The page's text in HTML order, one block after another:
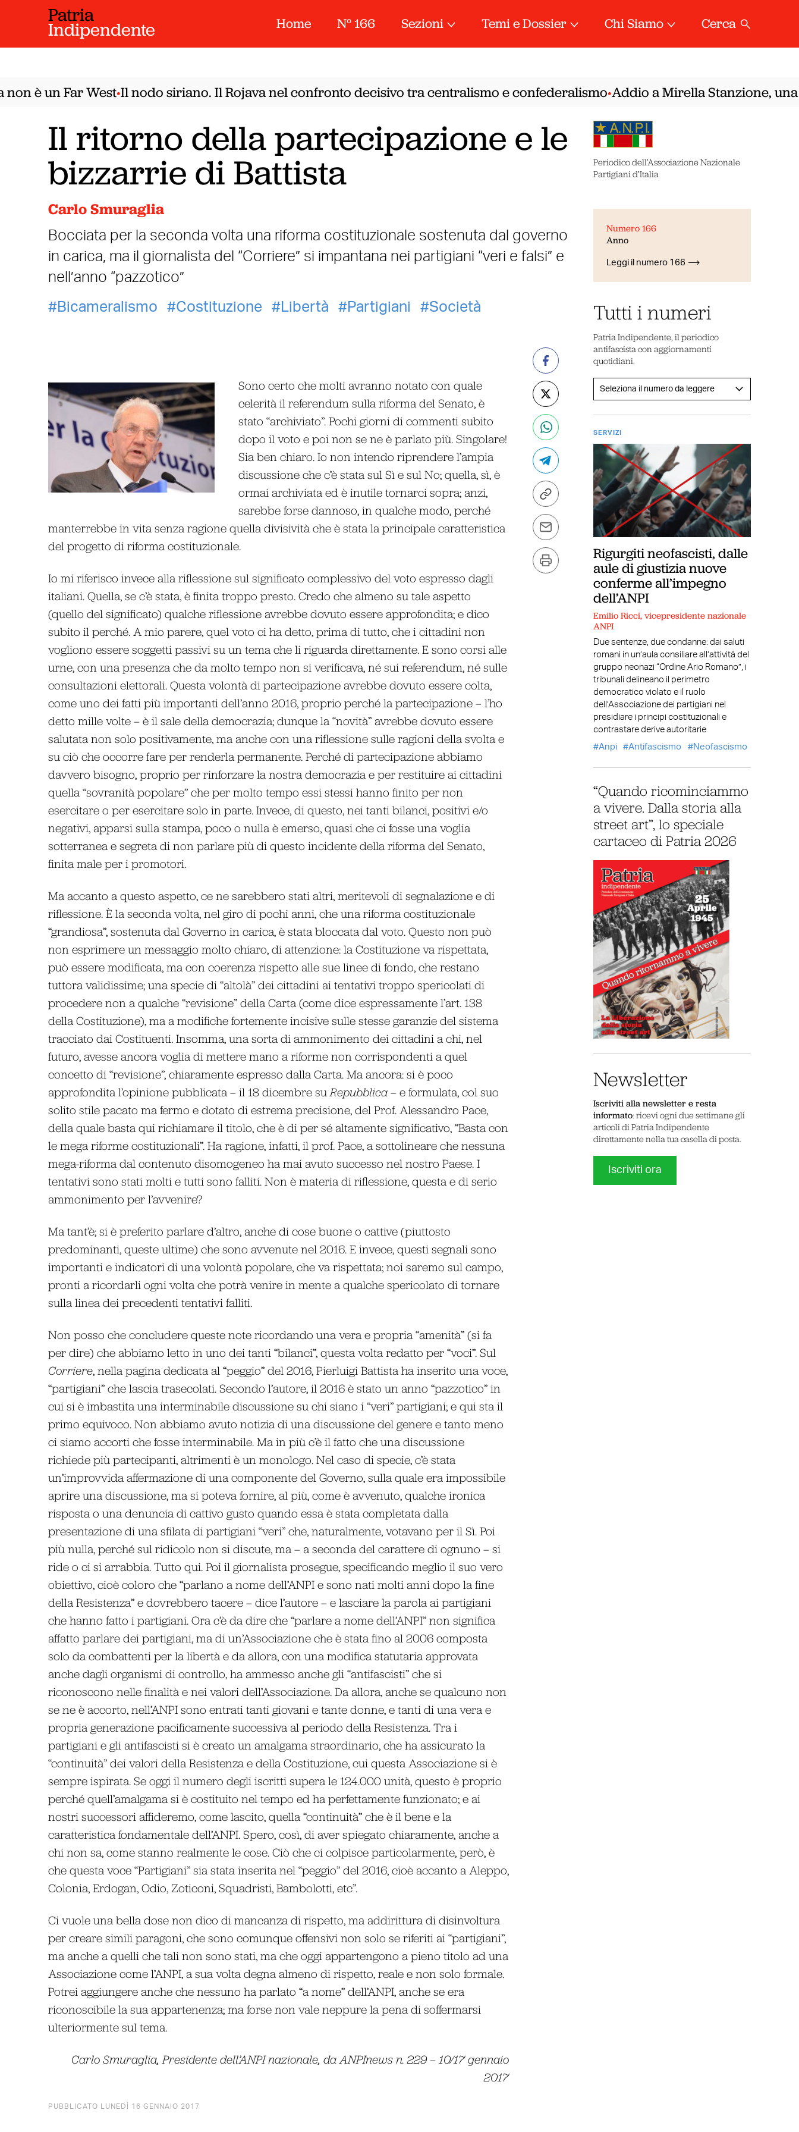
Patria
Indipendente Home N° 166 Sezioni Temi e Dossier Chi Siamo Cerca
è un Far West•Il nodo siriano. Il Rojava nel confronto decisivo tra centralismo e confederalismo•Addio a Mirella Stanzione, una
Il ritorno della partecipazione e le
bizzarrie di Battista
Carlo Smuraglia
Bocciata per la seconda volta una riforma costituzionale sostenuta dal governo
in carica, ma il giornalista del “Corriere” si impantana nei partigiani “veri e falsi” e
nell’anno “pazzotico”
Bicameralismo
Costituzione Libertà Partigiani Società
Sono certo che molti avranno notato con quale
celerità il referendum sulla riforma del Senato, è
stato “archiviato”. Pochi giorni di commenti subito
dopo il voto e poi non se ne è parlato più. Singolare!
Sia ben chiaro. Io non intendo riprendere l’ampia
discussione che c’è stata sul Sì e sul No; quella, sì, è
ormai archiviata ed è inutile tornarci sopra; anzi,
sarebbe forse dannoso, in qualche modo, perché
manterrebbe in vita senza ragione quella divisività che è stata la principale caratteristica
del progetto di riforma costituzionale.
Io mi riferisco invece alla riflessione sul significato complessivo del voto espresso dagli
italiani. Quella, se c’è stata, è finita troppo presto. Credo che almeno su tale aspetto
(quello del significato) qualche riflessione avrebbe dovuto essere approfondita; e dico
subito il perché. A mio parere, quel voto ci ha detto, prima di tutto, che i cittadini non
vogliono essere soggetti passivi su un tema che li riguarda direttamente. E sono corsi alle
urne, con una presenza che da molto tempo non si verificava, né sui referendum, né sulle
consultazioni elettorali. Questa volontà di partecipazione avrebbe dovuto essere colta,
come uno dei fatti più importanti dell’anno 2016, proprio perché la partecipazione – l’ho
detto mille volte – è il sale della democrazia; dunque la “novità” avrebbe dovuto essere
salutata non solo positivamente, ma anche con una riflessione sulle ragioni della svolta e
su ciò che occorre fare per renderla permanente. Perché di partecipazione abbiamo
davvero bisogno, proprio per rinforzare la nostra democrazia e per restituire ai cittadini
quella “sovranità popolare” che per molto tempo essi stessi hanno finito per non
esercitare o per esercitare solo in parte. Invece, di questo, nei tanti bilanci, positivi e/o
negativi, apparsi sulla stampa, poco o nulla è emerso, quasi che ci fosse una voglia
sotterranea e segreta di non parlare più di questo incidente della riforma del Senato,
finita male per i promotori.
Ma accanto a questo aspetto, ce ne sarebbero stati altri, meritevoli di segnalazione e di
riflessione. È la seconda volta, nel giro di pochi anni, che una riforma costituzionale
“grandiosa”, sostenuta dal Governo in carica, è stata bloccata dal voto. Questo non può
non esprimere un messaggio molto chiaro, di attenzione: la Costituzione va rispettata,
può essere modificata, ma con coerenza rispetto alle sue linee di fondo, che restano
tuttora validissime; una specie di “altolà” dei cittadini ai tentativi troppo spericolati di
procedere non a qualche “revisione” della Carta (come dice espressamente l’art. 138
della Costituzione), ma a modifiche fortemente incisive sulle stesse garanzie del sistema
tracciato dai Costituenti. Insomma, una sorta di ammonimento dei cittadini a chi, nel
futuro, avesse ancora voglia di mettere mano a riforme non corrispondenti a quel
concetto di “revisione”, chiaramente espresso dalla Carta. Ma ancora: si è poco
approfondita l’opinione pubblicata – il 18 dicembre su Repubblica– e formulata, col suo
solito stile pacato ma fermo e dotato di estrema precisione, del Prof. Alessandro Pace,
della quale basta qui richiamare il titolo, che è di per sé altamente significativo, “Basta con
le mega riforme costituzionali”. Ha ragione, infatti, il prof. Pace, a sottolineare che nessuna
mega-riforma dal contenuto disomogeneo ha mai avuto successo nel nostro Paese. I
tentativi sono stati molti e tutti sono falliti. Non è materia di riflessione, questa e di serio
ammonimento per l’avvenire?
Ma tant’è; si è preferito parlare d’altro, anche di cose buone o cattive (piuttosto
predominanti, queste ultime) che sono avvenute nel 2016. E invece, questi segnali sono
importanti e indicatori di una volontà popolare, che va rispettata; noi saremo sul campo,
pronti a ricordarli ogni volta che potrà venire in mente a qualche spericolato di tornare
sulla linea dei precedenti tentativi falliti.
Non posso che concludere queste note ricordando una vera e propria “amenità” (si fa
per dire) che abbiamo letto in uno dei tanti “bilanci”, questa volta redatto per “voci”. Sul
Corriere, nella pagina dedicata al “peggio” del 2016, Pierluigi Battista ha inserito una voce,
“partigiani” che lascia trasecolati. Secondo l’autore, il 2016 è stato un anno “pazzotico” in
cui si è imbastita una interminabile discussione su chi siano i “veri” partigiani; e qui sta il
primo equivoco. Non abbiamo avuto notizia di una discussione del genere e tanto meno
ci siamo accorti che fosse interminabile. Ma in più c’è il fatto che una discussione
richiede più partecipanti, altrimenti è un monologo. Nel caso di specie, c’è stata
un’improvvida affermazione di una componente del Governo, sulla quale era impossibile
aprire una discussione, ma si poteva fornire, al più, come è avvenuto, qualche ironica
risposta o una denuncia di cattivo gusto quando essa è stata completata dalla
presentazione di una sfilata di partigiani “veri” che, naturalmente, votavano per il Sì. Poi
più nulla, perché sul ridicolo non si discute, ma – a seconda del carattere di ognuno – si
ride o ci si arrabbia. Tutto qui. Poi il giornalista prosegue, specificando meglio il suo vero
obiettivo, cioè coloro che “parlano a nome dell’ANPI e sono nati molti anni dopo la fine
della Resistenza” e dovrebbero tacere – dice l’autore – e lasciare la parola ai partigiani
che hanno fatto i partigiani. Ora c’è da dire che “parlare a nome dell’ANPI” non significa
affatto parlare dei partigiani, ma di un’Associazione che è stata fino al 2006 composta
solo da combattenti per la libertà e da allora, con una modifica statutaria approvata
anche dagli organismi di controllo, ha ammesso anche gli “antifascisti” che si
riconoscono nelle finalità e nei valori dell’Associazione. Da allora, anche se qualcuno non
se ne è accorto, nell’ANPI sono entrati tanti giovani e tante donne, e tanti di una vera e
propria generazione pacificamente successiva al periodo della Resistenza. Tra i
partigiani e gli antifascisti si è creato un amalgama straordinario, che ha assicurato la
“continuità” dei valori della Resistenza e della Costituzione, cui questa Associazione si è
sempre ispirata. Se oggi il numero degli iscritti supera le 124.000 unità, questo è proprio
perché quell’amalgama si è costituito nel tempo ed ha perfettamente funzionato; e ai
nostri successori affideremo, come lascito, quella “continuità” che è il bene e la
caratteristica fondamentale dell’ANPI. Spero, così, di aver spiegato chiaramente, anche a
chi non sa, come stanno realmente le cose. Ciò che ci colpisce particolarmente, però, è
che questa voce “Partigiani” sia stata inserita nel “peggio” del 2016, cioè accanto a Aleppo,
Colonia, Erdogan, Odio, Zoticoni, Squadristi, Bambolotti, etc”.
Ci vuole una bella dose non dico di mancanza di rispetto, ma addirittura di disinvoltura
per creare simili paragoni, che sono comunque offensivi non solo se riferiti ai “partigiani”,
ma anche a quelli che tali non sono stati, ma che oggi appartengono a pieno titolo ad una
Associazione come l’ANPI, a sua volta degna almeno di rispetto, reale e non solo formale.
Potrei aggiungere anche che nessuno ha parlato “a nome” dell’ANPI, anche se era
riconoscibile la sua appartenenza; ma forse non vale neppure la pena di soffermarsi
ulteriormente sul tema.
Carlo Smuraglia, Presidente dell’ANPI nazionale, da ANPInews n. 229 – 10/17 gennaio
2017
PUBBLICATO LUNEDÌ 16 GENNAIO 2017
Periodico dell’Associazione Nazionale
Partigiani d’Italia
Numero 166
Anno
Leggi il numero 166
Tutti i numeri
Patria Indipendente, il periodico
antifascista con aggiornamenti
quotidiani.
SERVIZI
Rigurgiti neofascisti, dalle
aule di giustizia nuove
conferme all’impegno
dell’ANPI
Emilio Ricci, vicepresidente nazionale
ANPI
Due sentenze, due condanne: dai saluti
romani in un’aula consiliare all’attività del
gruppo neonazi “Ordine Ario Romano”, i
tribunali delineano il perimetro
democratico violato e il ruolo
dell’Associazione dei partigiani nel
presidiare i principi costituzionali e
contrastare derive autoritarie
Anpi
Antifascismo Neofascismo
“Quando ricominciammo
a vivere. Dalla storia alla
street art”, lo speciale
cartaceo di Patria 2026
Newsletter
Iscriviti alla newsletter e resta
informato: ricevi ogni due settimane gli
articoli di Patria Indipendente
direttamente nella tua casella di posta.
Iscriviti ora